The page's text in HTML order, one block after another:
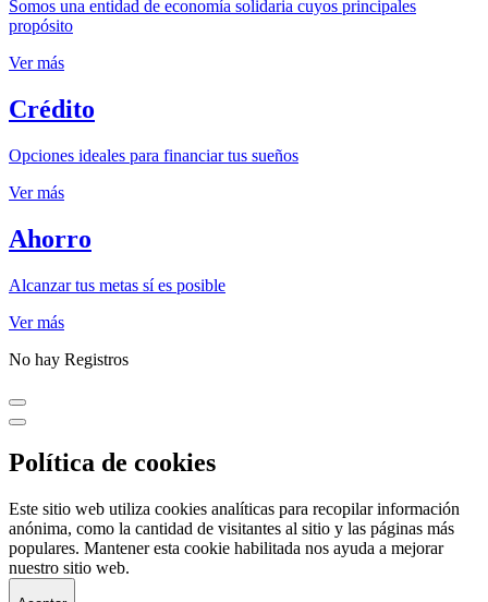
Somos una entidad de economía solidaria cuyos principales
propósito
Ver más
Crédito
Opciones ideales para financiar tus sueños
Ver más
Ahorro
Alcanzar tus metas sí es posible
Ver más
No hay Registros
Política de cookies
Este sitio web utiliza cookies analíticas para recopilar información
anónima, como la cantidad de visitantes al sitio y las páginas más
populares. Mantener esta cookie habilitada nos ayuda a mejorar
nuestro sitio web.